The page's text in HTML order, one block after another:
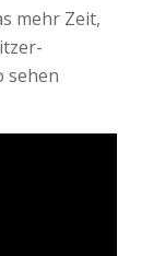
mehr Zeit,
sehen